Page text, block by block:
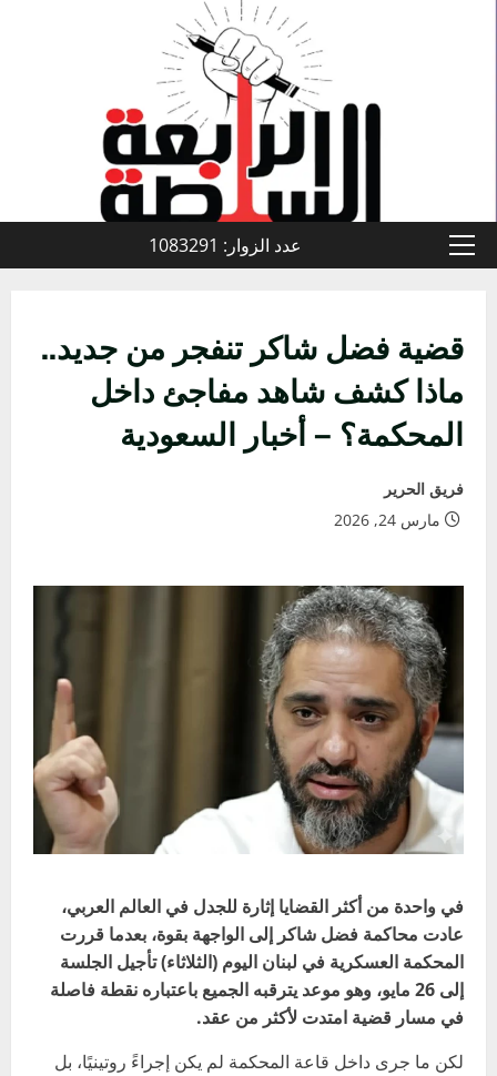
القائمة
عدد الزوار: 1083291
قضية فضل شاكر تنفجر من جديد..
ماذا كشف شاهد مفاجئ داخل
المحكمة؟ – أخبار السعودية
فريق الحرير
مارس 24, 2026
في واحدة من أكثر القضايا إثارة للجدل في العالم العربي،
عادت محاكمة فضل شاكر إلى الواجهة بقوة، بعدما قررت
المحكمة العسكرية في لبنان اليوم (الثلاثاء) تأجيل الجلسة
إلى 26 مايو، وهو موعد يترقبه الجميع باعتباره نقطة فاصلة
في مسار قضية امتدت لأكثر من عقد.
لكن ما جرى داخل قاعة المحكمة لم يكن إجراءً روتينيًا، بل